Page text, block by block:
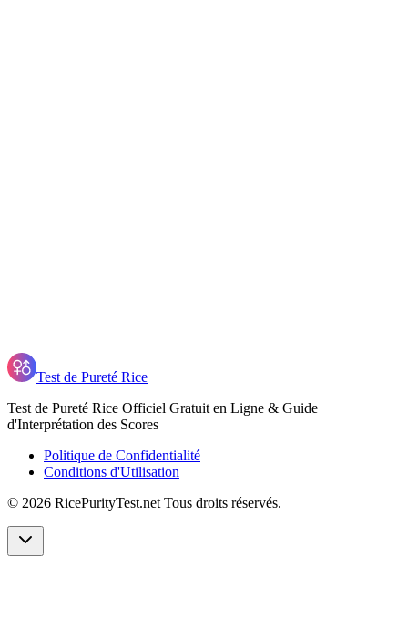
Test de Pureté Rice
Test de Pureté Rice Officiel Gratuit en Ligne & Guide
d'Interprétation des Scores
Politique de Confidentialité
Conditions d'Utilisation
© 2026 RicePurityTest.net Tous droits réservés.